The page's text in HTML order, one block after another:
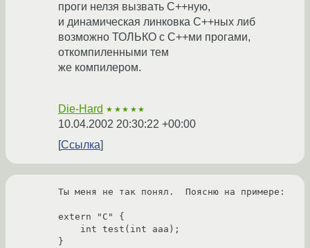
проги нелзя вызвать С++ную,
и динамическая линковка С++ных либ
возможно ТОЛЬКО с C++ми прогами,
откомпиленными тем
же компилером.
Die-Hard ★★★★★
10.04.2002 20:30:22 +00:00
Ссылка
Ты меня не так понял.  Поясню на примере:
extern "C" {
}